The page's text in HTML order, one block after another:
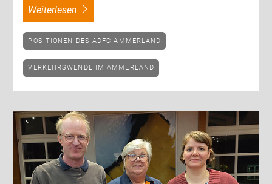
weiterlesen
POSITIONEN DES ADFC AMMERLAND
VERKEHRSWENDE IM AMMERLAND